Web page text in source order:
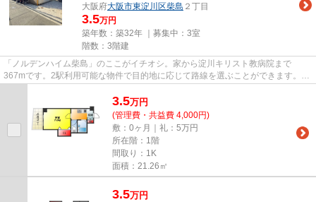
大阪府大阪市東淀川区柴島 ２丁目
3.5万円
築年数：築32年 ｜募集中： 3室
階数：3階建
「ノルデンハイム柴島」のここがイチオシ。家から淀川キリスト教病院まで
367mです。2駅利用可能な物件で目的地に応じて路線を選ぶことができます。徒
3.5万円
(管理費・共益費 4,000円)
敷：0ヶ月｜礼：5万円
所在階：1階
間取り：1K
面積：21.26㎡
3.5万円